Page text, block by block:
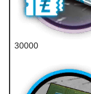
30000